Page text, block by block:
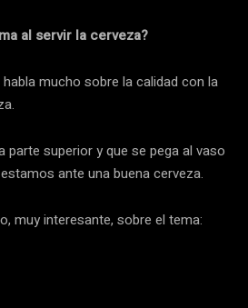
al servir la cerveza?
mucho sobre la calidad con la
parte superior y que se pega al vaso
ante una buena cerveza.
muy interesante, sobre el tema: